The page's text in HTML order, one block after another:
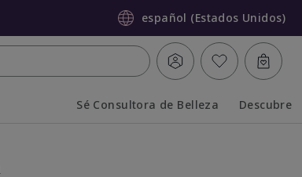
español (Estados Unidos)
Sé Consultora de Belleza Descubre